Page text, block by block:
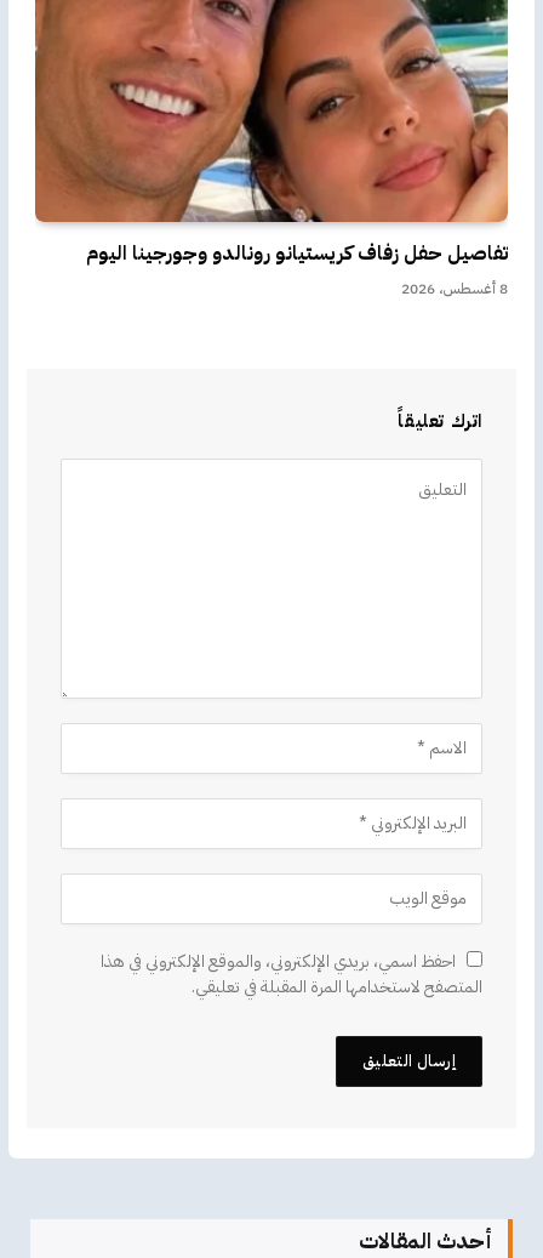
تفاصيل حفل زفاف كريستيانو رونالدو وجورجينا اليوم
8 أغسطس، 2026
اترك تعليقاً
احفظ اسمي، بريدي الإلكتروني، والموقع الإلكتروني في هذا
المتصفح لاستخدامها المرة المقبلة في تعليقي.
أحدث المقالات